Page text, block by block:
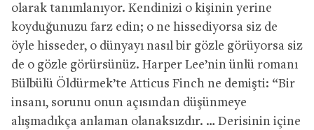
olarak tanımlanıyor. Kendinizi o kişinin yerine
koyduğunuzu farz edin; o ne hissediyorsa siz de
öyle hisseder, o dünyayı nasıl bir gözle görüyorsa siz
de o gözle görürsünüz. Harper Lee’nin ünlü romanı
Bülbülü Öldürmek’te Atticus Finch ne demişti: “Bir
insanı, sorunu onun açısından düşünmeye
alışmadıkça anlaman olanaksızdır. … Derisinin içine